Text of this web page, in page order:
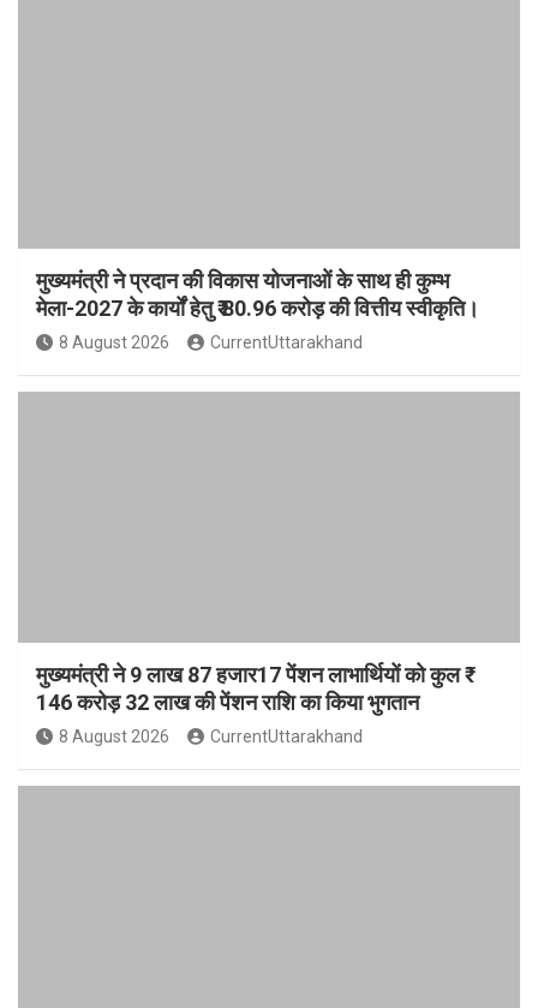
मुख्यमंत्री ने प्रदान की विकास योजनाओं के साथ ही कुम्भ
मेला-2027 के कार्यों हेतु ₹ 80.96 करोड़ की वित्तीय स्वीकृति।
8 August 2026 CurrentUttarakhand
मुख्यमंत्री ने 9 लाख 87 हजार17 पेंशन लाभार्थियों को कुल ₹
146 करोड़ 32 लाख की पेंशन राशि का किया भुगतान
8 August 2026 CurrentUttarakhand